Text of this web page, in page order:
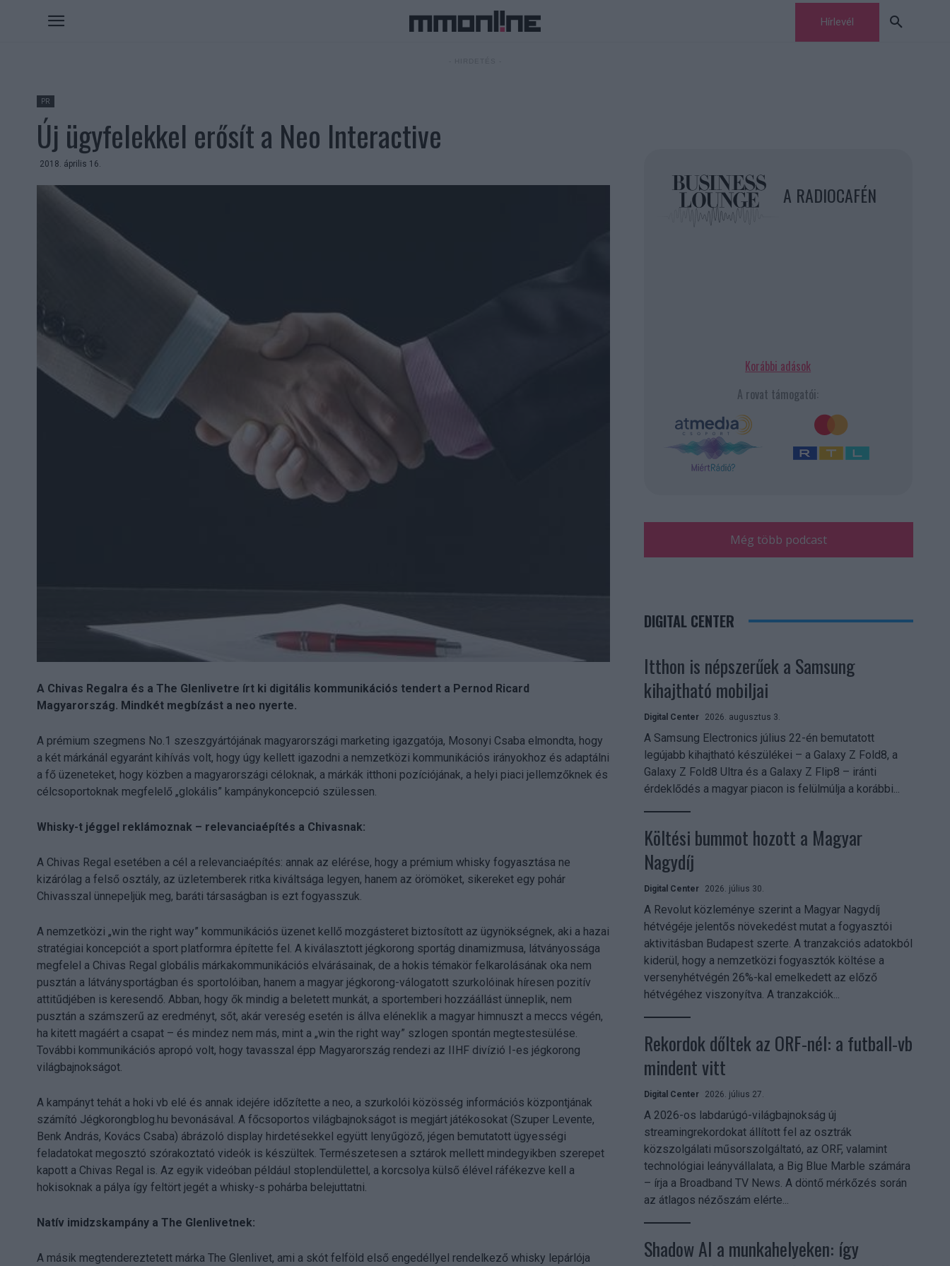
Hírlevél
PR
Új ügyfelekkel erősít a Neo Interactive
2018. április 16.
A Chivas Regalra és a The Glenlivetre írt ki digitális kommunikációs tendert a Pernod Ricard
Magyarország. Mindkét megbízást a neo nyerte.
A prémium szegmens No.1 szeszgyártójának magyarországi marketing igazgatója, Mosonyi Csaba elmondta, hogy
a két márkánál egyaránt kihívás volt, hogy úgy kellett igazodni a nemzetközi kommunikációs irányokhoz és adaptálni
a fő üzeneteket, hogy közben a magyarországi céloknak, a márkák itthoni pozíciójának, a helyi piaci jellemzőknek és
célcsoportoknak megfelelő „glokális” kampánykoncepció szülessen.
Whisky-t jéggel reklámoznak – relevanciaépítés a Chivasnak:
A Chivas Regal esetében a cél a relevanciaépítés: annak az elérése, hogy a prémium whisky fogyasztása ne
kizárólag a felső osztály, az üzletemberek ritka kiváltsága legyen, hanem az örömöket, sikereket egy pohár
Chivasszal ünnepeljük meg, baráti társaságban is ezt fogyasszuk.
A nemzetközi „win the right way” kommunikációs üzenet kellő mozgásteret biztosított az ügynökségnek, aki a hazai
stratégiai koncepciót a sport platformra építette fel. A kiválasztott jégkorong sportág dinamizmusa, látványossága
megfelel a Chivas Regal globális márkakommunikációs elvárásainak, de a hokis témakör felkarolásának oka nem
pusztán a látványsportágban és sportolóiban, hanem a magyar jégkorong-válogatott szurkolóinak híresen pozitív
attitűdjében is keresendő. Abban, hogy ők mindig a beletett munkát, a sportemberi hozzáállást ünneplik, nem
pusztán a számszerű az eredményt, sőt, akár vereség esetén is állva eléneklik a magyar himnuszt a meccs végén,
ha kitett magáért a csapat – és mindez nem más, mint a „win the right way” szlogen spontán megtestesülése.
További kommunikációs apropó volt, hogy tavasszal épp Magyarország rendezi az IIHF divízió I-es jégkorong
világbajnokságot.
A kampányt tehát a hoki vb elé és annak idejére időzítette a neo, a szurkolói közösség információs központjának
számító Jégkorongblog.hu bevonásával. A főcsoportos világbajnokságot is megjárt játékosokat (Szuper Levente,
Benk András, Kovács Csaba) ábrázoló display hirdetésekkel együtt lenyűgöző, jégen bemutatott ügyességi
feladatokat megosztó szórakoztató videók is készültek. Természetesen a sztárok mellett mindegyikben szerepet
kapott a Chivas Regal is. Az egyik videóban például stoplendülettel, a korcsolya külső élével ráfékezve kell a
hokisoknak a pálya így feltört jegét a whisky-s pohárba belejuttatni.
Natív imidzskampány a The Glenlivetnek:
A másik megtendereztetett márka The Glenlivet, ami a skót felföld első engedéllyel rendelkező whisky lepárlója
A RADIOCAFÉN
Korábbi adások
A rovat támogatói:
Még több podcast
DIGITAL CENTER
Itthon is népszerűek a Samsung
kihajtható mobiljai
Digital Center 2026. augusztus 3.
A Samsung Electronics július 22-én bemutatott
legújabb kihajtható készülékei – a Galaxy Z Fold8, a
Galaxy Z Fold8 Ultra és a Galaxy Z Flip8 – iránti
érdeklődés a magyar piacon is felülmúlja a korábbi...
Költési bummot hozott a Magyar
Nagydíj
Digital Center 2026. július 30.
A Revolut közleménye szerint a Magyar Nagydíj
hétvégéje jelentős növekedést mutat a fogyasztói
aktivitásban Budapest szerte. A tranzakciós adatokból
kiderül, hogy a nemzetközi fogyasztók költése a
versenyhétvégén 26%-kal emelkedett az előző
hétvégéhez viszonyítva. A tranzakciók...
Rekordok dőltek az ORF-nél: a futball-vb
mindent vitt
Digital Center 2026. július 27.
A 2026-os labdarúgó-világbajnokság új
streamingrekordokat állított fel az osztrák
közszolgálati műsorszolgáltató, az ORF, valamint
technológiai leányvállalata, a Big Blue Marble számára
– írja a Broadband TV News. A döntő mérkőzés során
az átlagos nézőszám elérte...
Shadow AI a munkahelyeken: így